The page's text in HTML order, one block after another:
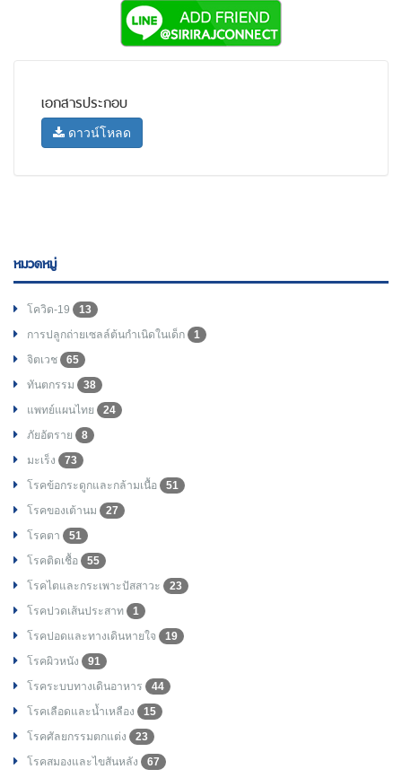
เอกสารประกอบ
ดาวน์โหลด
หมวดหมู่
โควิด-19
13
การปลูกถ่ายเซลล์ต้นกำเนิดในเด็ก
1
จิตเวช
65
ทันตกรรม
38
แพทย์แผนไทย
24
ภัยอัตราย
8
มะเร็ง
73
โรคข้อกระดูกและกล้ามเนื้อ
51
โรคของเต้านม
27
โรคตา
51
โรคติดเชื้อ
55
โรคไตและกระเพาะปัสสาวะ
23
โรคปวดเส้นประสาท
1
โรคปอดและทางเดินหายใจ
19
โรคผิวหนัง
91
โรคระบบทางเดินอาหาร
44
โรคเลือดและน้ำเหลือง
15
โรคศัลยกรรมตกแต่ง
23
โรคสมองและไขสันหลัง
67